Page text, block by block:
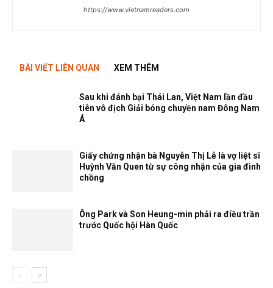
https://www.vietnamreaders.com
BÀI VIẾT LIÊN QUAN XEM THÊM
Sau khi đánh bại Thái Lan, Việt Nam lần đầu
tiên vô địch Giải bóng chuyền nam Đông Nam
Á
Giấy chứng nhận bà Nguyễn Thị Lễ là vợ liệt sĩ
Huỳnh Văn Quen từ sự công nhận của gia đình
chồng
Ông Park và Son Heung-min phải ra điều trần
trước Quốc hội Hàn Quốc